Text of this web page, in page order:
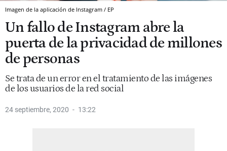
Imagen de la aplicación de Instagram / EP
Un fallo de Instagram abre la
puerta de la privacidad de millones
de personas
Se trata de un error en el tratamiento de las imágenes
de los usuarios de la red social
24 septiembre, 2020 13:22